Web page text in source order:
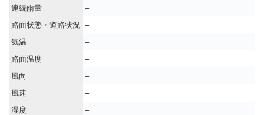
連続雨量
–
路面状態・道路状況
–
気温
–
路面温度
–
風向
–
風速
–
湿度
–